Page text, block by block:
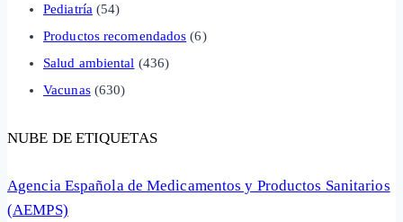
Pediatría (54)
Productos recomendados (6)
Salud ambiental (436)
Vacunas(630)
NUBE DE ETIQUETAS
Agencia Española de Medicamentos y Productos Sanitarios
(AEMPS)